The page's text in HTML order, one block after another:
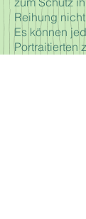
Reihung
Es können
Portraitierten